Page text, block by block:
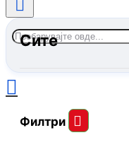
Сите
Филтри